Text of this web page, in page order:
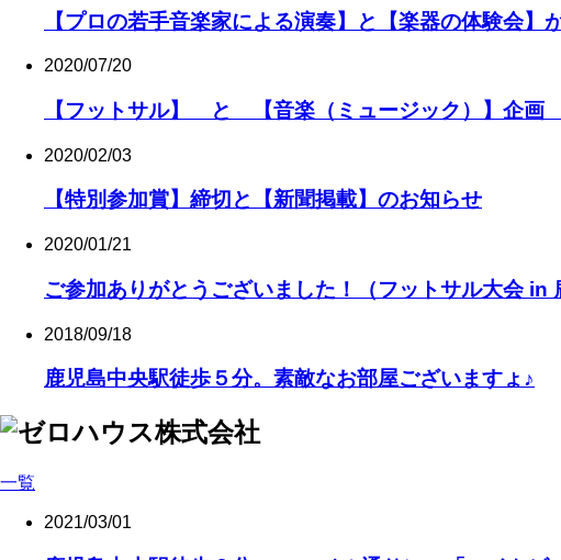
【プロの若手音楽家による演奏】と【楽器の体験会】
2020/07/20
【フットサル】 と 【音楽（ミュージック）】企画
2020/02/03
【特別参加賞】締切と【新聞掲載】のお知らせ
2020/01/21
ご参加ありがとうございました！（フットサル大会 in
2018/09/18
鹿児島中央駅徒歩５分。素敵なお部屋ございますょ♪
一覧
2021/03/01